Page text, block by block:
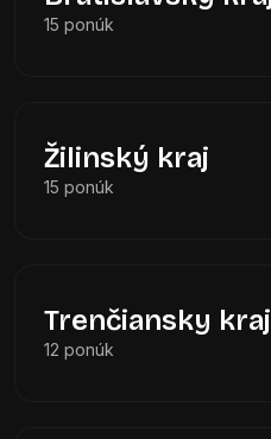
15 ponúk
Žilinský kraj
15 ponúk
Trenčiansky kraj
12 ponúk